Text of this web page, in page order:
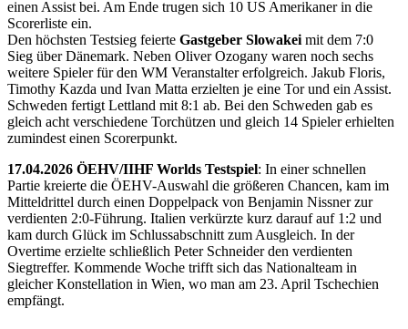
einen Assist bei. Am Ende trugen sich 10 US Amerikaner in die
Scorerliste ein.
Den höchsten Testsieg feierte Gastgeber Slowakei mit dem 7:0
Sieg über Dänemark. Neben Oliver Ozogany waren noch sechs
weitere Spieler für den WM Veranstalter erfolgreich. Jakub Floris,
Timothy Kazda und Ivan Matta erzielten je eine Tor und ein Assist.
Schweden fertigt Lettland mit 8:1 ab. Bei den Schweden gab es
gleich acht verschiedene Torchützen und gleich 14 Spieler erhielten
zumindest einen Scorerpunkt.
17.04.2026 ÖEHV/IIHF Worlds Testspiel: In einer schnellen
Partie kreierte die ÖEHV-Auswahl die größeren Chancen, kam im
Mitteldrittel durch einen Doppelpack von Benjamin Nissner zur
verdienten 2:0-Führung. Italien verkürzte kurz darauf auf 1:2 und
kam durch Glück im Schlussabschnitt zum Ausgleich. In der
Overtime erzielte schließlich Peter Schneider den verdienten
Siegtreffer. Kommende Woche trifft sich das Nationalteam in
gleicher Konstellation in Wien, wo man am 23. April Tschechien
empfängt.